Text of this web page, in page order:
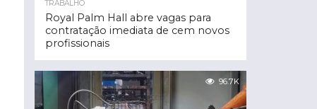
TRABALHO
Royal Palm Hall abre vagas para
contratação imediata de cem novos
profissionais
96.7K